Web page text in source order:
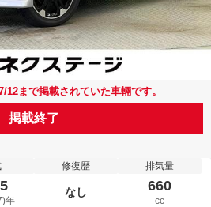
12まで掲載されていた車輛です。
掲載終了
年
修復歴
なし
排気量
660
cc